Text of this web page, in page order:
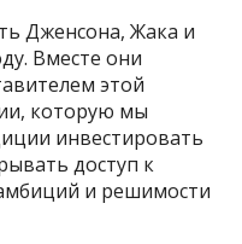
Дженсона, Жака и
Вместе они
этой
которую мы
инвестировать
доступ к
и решимости